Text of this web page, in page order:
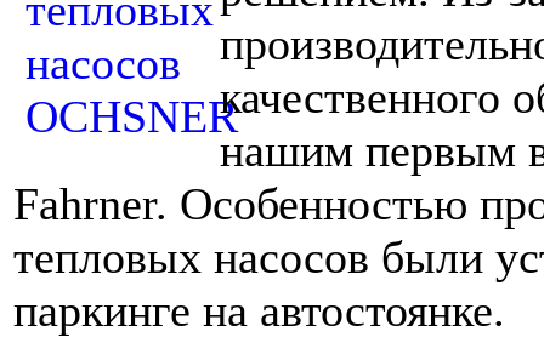
качественного
нашим первым
Fahrner. Особенностью
тепловых насосов были
паркинге на автостоянке.